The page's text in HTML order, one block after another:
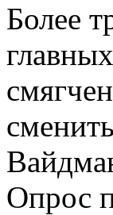
Более
Опрос